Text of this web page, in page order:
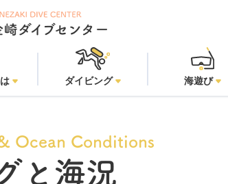
ダイビング 海遊び
Ocean Conditions
と海況